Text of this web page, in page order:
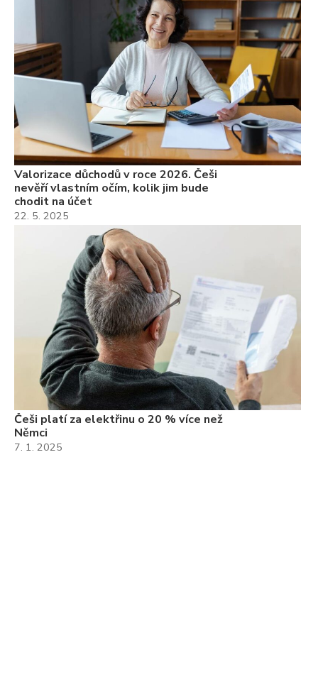
Valorizace důchodů v roce 2026. Češi
nevěří vlastním očím, kolik jim bude
chodit na účet
22. 5. 2025
Češi platí za elektřinu o 20 % více než
Němci
7. 1. 2025